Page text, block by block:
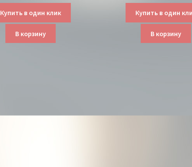
Купить в один клик
В корзину
Купить в один
В корзину